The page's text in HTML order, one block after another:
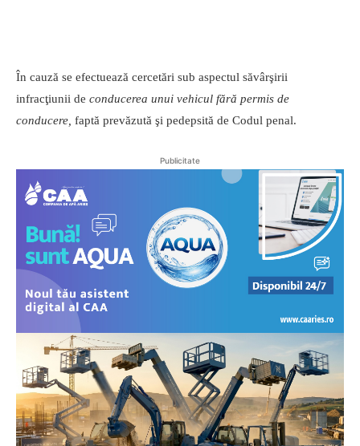
În cauză se efectuează cercetări sub aspectul săvârşirii
infracţiunii de conducerea unui vehicul fără permis de
conducere, faptă prevăzută şi pedepsită de Codul penal.
Publicitate